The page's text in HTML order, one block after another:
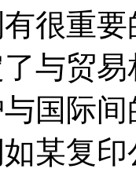
很重
与贸
国际
某复